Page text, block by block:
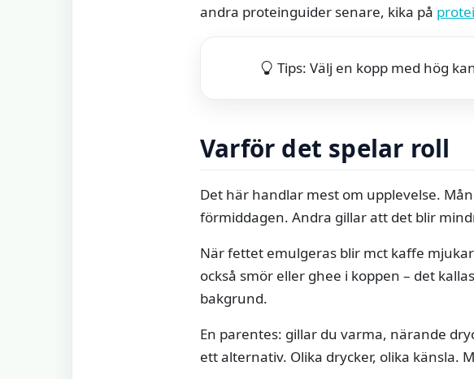
andra proteinguider senare, kika på
Tips: Välj en kopp med hög
Varför det spelar roll
Det här handlar mest om upplevelse.
förmiddagen. Andra gillar att det blir
När fettet emulgeras blir mct kaffe
också smör eller ghee i koppen – det
bakgrund.
En parentes: gillar du varma, närande
ett alternativ. Olika drycker, olika känsla.